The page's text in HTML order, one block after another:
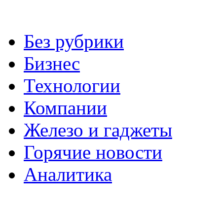
Без рубрики
Бизнес
Технологии
Компании
Железо и гаджеты
Горячие новости
Аналитика